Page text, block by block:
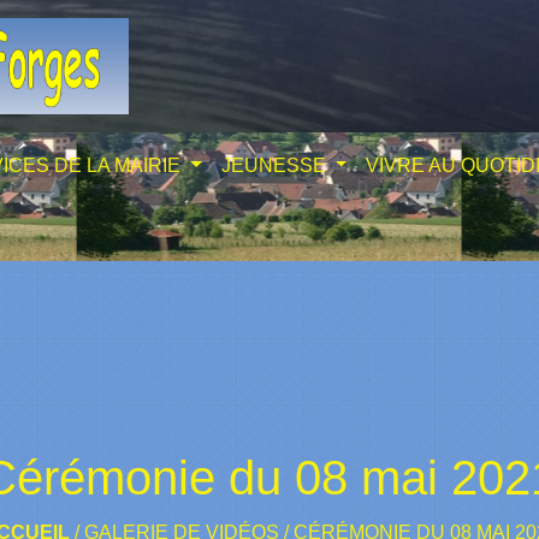
DE LA MAIRIE JEUNESSE VIVRE AU
du 08 mai
/GALERIE DE VIDÉOS /CÉRÉMONIE DU 08 MAI